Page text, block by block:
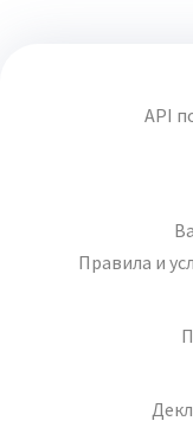
API
Правила и